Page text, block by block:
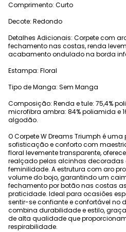
Comprimento: Curto
Decote: Redondo
Detalhes Adicionais: Corpete com
fechamento nas costas, renda
acabamento ondulado na borda
Estampa: Floral
Tipo de Manga: Sem Manga
Composição: Renda e tule: 75,4%
microfibra ambra: 84% poliamida e
algodão.
O Corpete W Dreams Triumph é
sofisticação e conforto com
floral levemente transparente,
realçado pelas alcinhas
feminilidade. A estrutura com aro
volume do bojo, garantindo um
fechamento por botão nas costas
praticidade. Ideal para ocasiões
sentir-se confiante e confortável no
combina durabilidade e estilo,
de alta qualidade que
respirabilidade.